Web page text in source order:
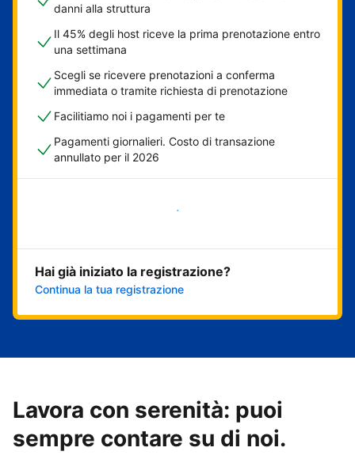
danni alla struttura
Il 45% degli host riceve la prima prenotazione entro
una settimana
Scegli se ricevere prenotazioni a conferma
immediata o tramite richiesta di prenotazione
Facilitiamo noi i pagamenti per te
Pagamenti giornalieri. Costo di transazione
annullato per il 2026
Inizia ora
Hai già iniziato la registrazione?
Continua la tua registrazione
Lavora con serenità: puoi
sempre contare su di noi.